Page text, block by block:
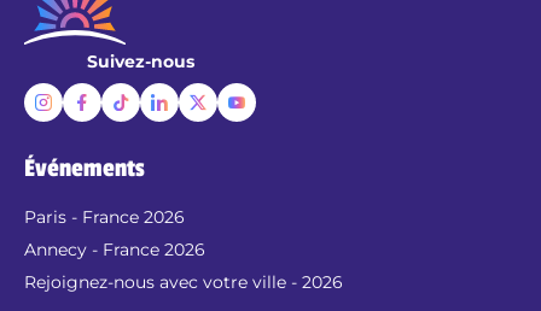
Suivez-nous
Événements
Paris - France 2026
Annecy - France 2026
Rejoignez-nous avec votre ville - 2026